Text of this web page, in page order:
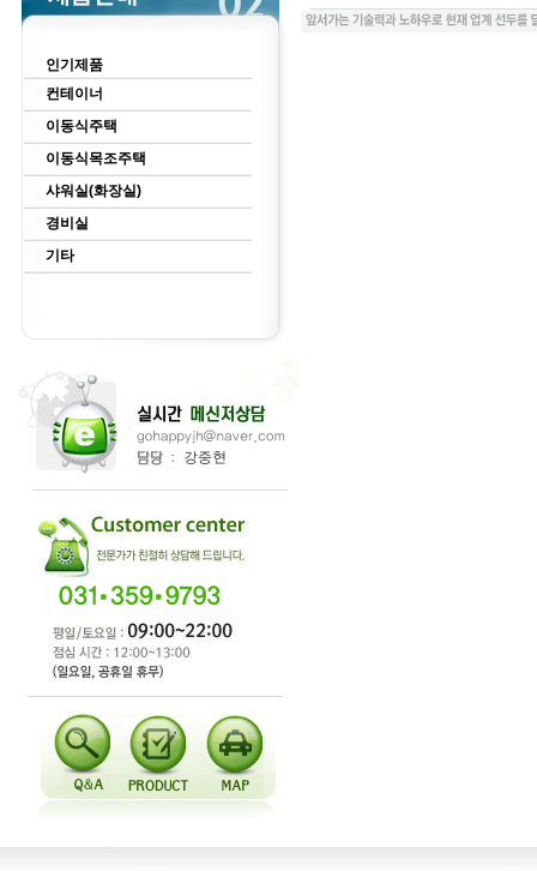
인기제품
컨테이너
이동식주택
이동식목조주택
샤워실(화장실)
경비실
기타